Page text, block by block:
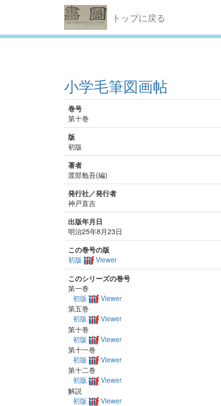
トップに戻る
小学毛筆図画帖
巻号
第十巻
版
初版
著者
渡部勉吾(編)
発行社／発行者
神戸直吉
出版年月日
明治25年8月23日
この巻号の版
初版
Viewer
このシリーズの巻号
第一巻
初版
Viewer
第五巻
初版
Viewer
第十巻
初版
Viewer
第十一巻
初版
Viewer
第十二巻
初版
Viewer
解説
初版
Viewer